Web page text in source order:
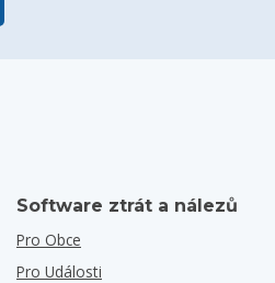
Software ztrát a nálezů
Pro Obce
Pro Události